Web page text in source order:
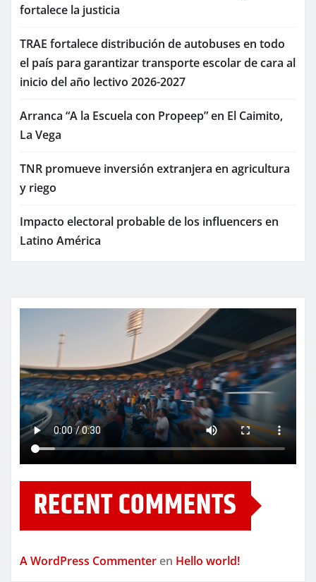
fortalece la justicia
TRAE fortalece distribución de autobuses en todo
el país para garantizar transporte escolar de cara al
inicio del año lectivo 2026-2027
Arranca “A la Escuela con Propeep” en El Caimito,
La Vega
TNR promueve inversión extranjera en agricultura
y riego
Impacto electoral probable de los influencers en
Latino América
RECENT COMMENTS
A WordPress Commenter en Hello world!